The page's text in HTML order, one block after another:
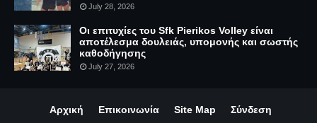
July 28, 2026
Οι επιτυχίες του Sfk Pierikos Volley είναι
αποτέλεσμα δουλειάς, υπομονής και σωστής
καθοδήγησης
July 27, 2026
Αρχική Επικοινωνία Site Map Σύνδεση